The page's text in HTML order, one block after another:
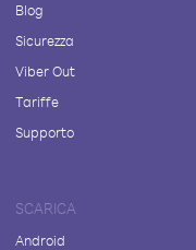
Blog
Sicurezza
Viber Out
Tariffe
Supporto
SCARICA
Android